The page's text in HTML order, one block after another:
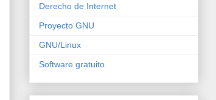
Derecho de Internet
Proyecto GNU
GNU/Linux
Software gratuito